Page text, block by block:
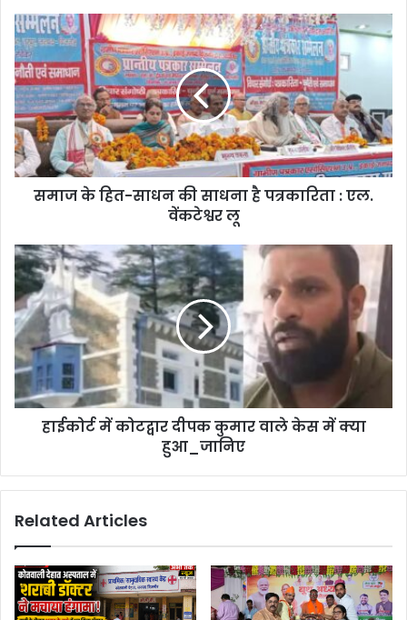
समाज के हित-साधन की साधना है पत्रकारिता : एल.
वेंकटेश्वर लू
हाईकोर्ट में कोटद्वार दीपक कुमार वाले केस में क्या
हुआ_जानिए
Related Articles